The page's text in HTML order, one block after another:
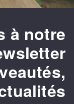
à notre